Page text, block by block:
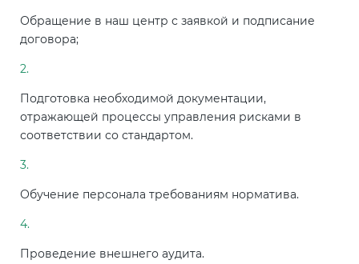
Обращение в наш центр с заявкой и подписание
договора;
Подготовка необходимой документации,
отражающей процессы управления рисками в
соответствии со стандартом.
Обучение персонала требованиям норматива.
Проведение внешнего аудита.